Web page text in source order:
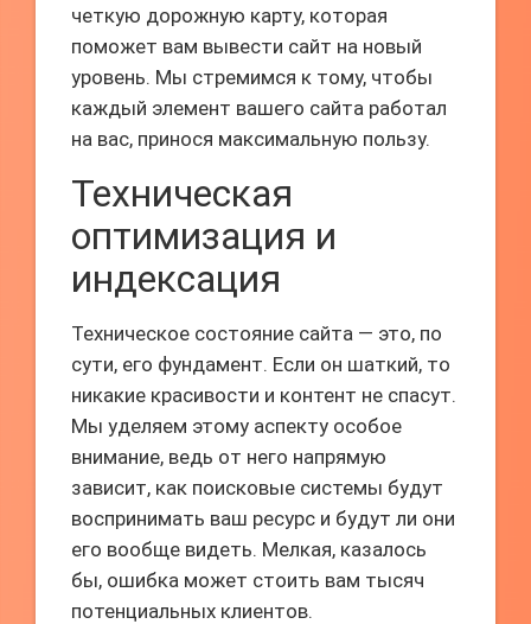
четкую дорожную карту, которая
поможет вам вывести сайт на новый
уровень. Мы стремимся к тому, чтобы
каждый элемент вашего сайта работал
на вас, принося максимальную пользу.
Техническая
оптимизация и
индексация
Техническое состояние сайта — это, по
сути, его фундамент. Если он шаткий, то
никакие красивости и контент не спасут.
Мы уделяем этому аспекту особое
внимание, ведь от него напрямую
зависит, как поисковые системы будут
воспринимать ваш ресурс и будут ли они
его вообще видеть. Мелкая, казалось
бы, ошибка может стоить вам тысяч
потенциальных клиентов.